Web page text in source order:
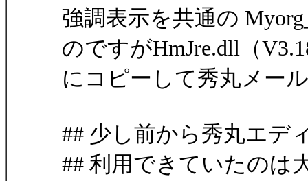
強調表示を共通の
のですがHmJre.dll（
にコピーして秀丸メー
## 少し前から秀丸エデ
## 利用できていたのは